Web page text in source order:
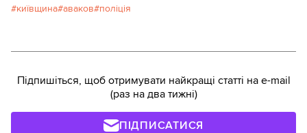
київщина аваков поліція
Підпишіться, щоб отримувати найкращі статті на e-mail
(раз на два тижні)
ПІДПИСАТИСЯ